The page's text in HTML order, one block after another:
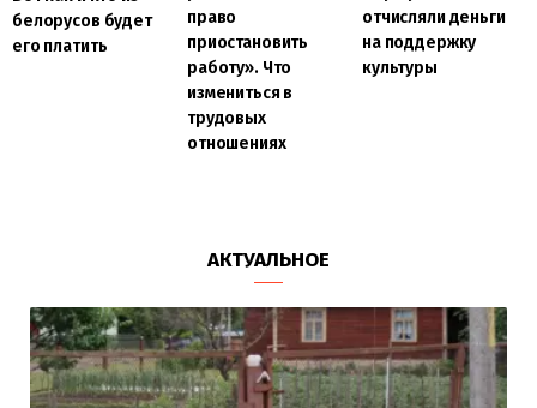
белорусов будет
его платить
право
приостановить
работу». Что
измениться в
трудовых
отношениях
отчисляли деньги
на поддержку
культуры
АКТУАЛЬНОЕ